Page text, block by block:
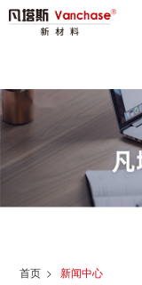
首页 >新闻中心